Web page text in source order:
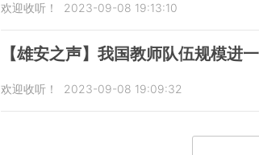
欢迎收听！ 2023-09-08 19:13:10
【雄安之声】我国教师队伍规模进
欢迎收听！ 2023-09-08 19:09:32